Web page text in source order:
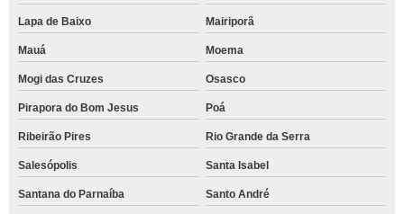
Lapa de Baixo Mairiporã
Mauá Moema
Mogi das Cruzes Osasco
Pirapora do Bom Jesus Poá
Ribeirão Pires Rio Grande da Serra
Salesópolis Santa Isabel
Santana do Parnaíba Santo André